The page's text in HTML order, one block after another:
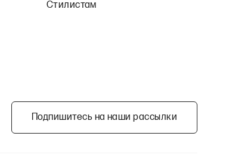
Стилистам
Подпишитесь на наши рассылки